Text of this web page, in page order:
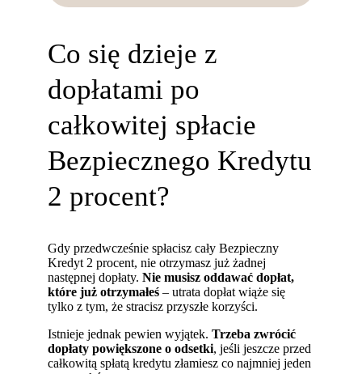
Co się dzieje z
dopłatami po
całkowitej spłacie
Bezpiecznego Kredytu
2 procent?
Gdy przedwcześnie spłacisz cały Bezpieczny
Kredyt 2 procent, nie otrzymasz już żadnej
następnej dopłaty.Nie musisz oddawać dopłat,
które już otrzymałeś – utrata dopłat wiąże się
tylko z tym, że stracisz przyszłe korzyści.
Istnieje jednak pewien wyjątek.Trzeba zwrócić
dopłaty powiększone o odsetki, jeśli jeszcze przed
całkowitą spłatą kredytu złamiesz co najmniej jeden